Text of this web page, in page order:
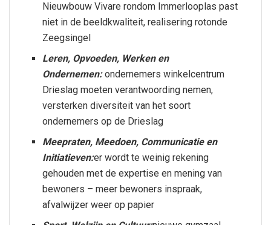
Nieuwbouw Vivare rondom Immerlooplas past
niet in de beeldkwaliteit, realisering rotonde
Zeegsingel
Leren, Opvoeden, Werken en
Ondernemen:ondernemers winkelcentrum
Drieslag moeten verantwoording nemen,
versterken diversiteit van het soort
ondernemers op de Drieslag
Meepraten, Meedoen, Communicatie en
Initiatieven:er wordt te weinig rekening
gehouden met de expertise en mening van
bewoners – meer bewoners inspraak,
afvalwijzer weer op papier